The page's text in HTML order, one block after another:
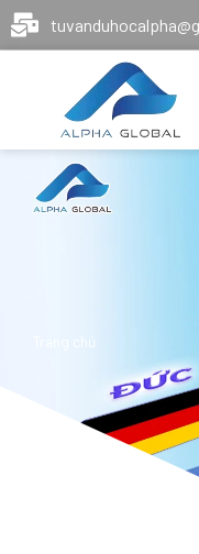
Trang chủ